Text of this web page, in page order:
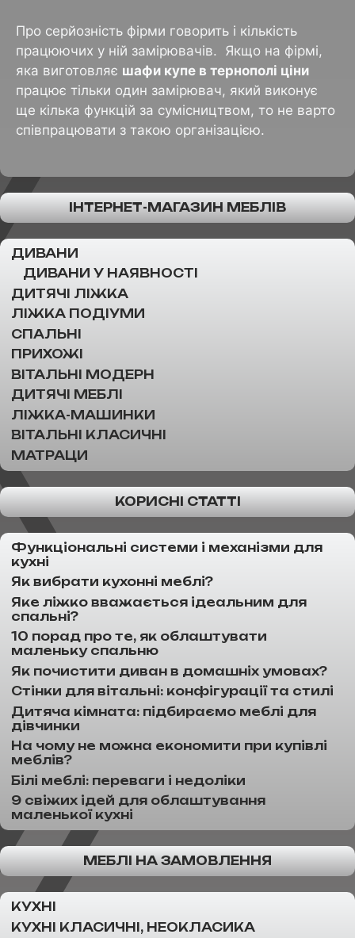
Про серйозність фірми говорить і кількість
працюючих у ній замірювачів. Якщо на фірмі,
яка виготовляє шафи купе в тернополі ціни
працює тільки один замірювач, який виконує
ще кілька функцій за сумісництвом, то не варто
співпрацювати з такою організацією.
ІНТЕРНЕТ-МАГАЗИН МЕБЛІВ
ДИВАНИ
ДИВАНИ У НАЯВНОСТІ
ДИТЯЧІ ЛІЖКА
ЛІЖКА ПОДІУМИ
СПАЛЬНІ
ПРИХОЖІ
ВІТАЛЬНІ МОДЕРН
ДИТЯЧІ МЕБЛІ
ЛІЖКА-МАШИНКИ
ВІТАЛЬНІ КЛАСИЧНІ
МАТРАЦИ
КОРИСНІ СТАТТІ
Функціональні системи і механізми для
кухні
Як вибрати кухонні меблі?
Яке ліжко вважається ідеальним для
спальні?
10 порад про те, як облаштувати
маленьку спальню
Як почистити диван в домашніх умовах?
Стінки для вітальні: конфігурації та стилі
Дитяча кімната: підбираємо меблі для
дівчинки
На чому не можна економити при купівлі
меблів?
Білі меблі: переваги і недоліки
9 свіжих ідей для облаштування
маленької кухні
МЕБЛІ НА ЗАМОВЛЕННЯ
КУХНІ
КУХНІ КЛАСИЧНІ, НЕОКЛАСИКА